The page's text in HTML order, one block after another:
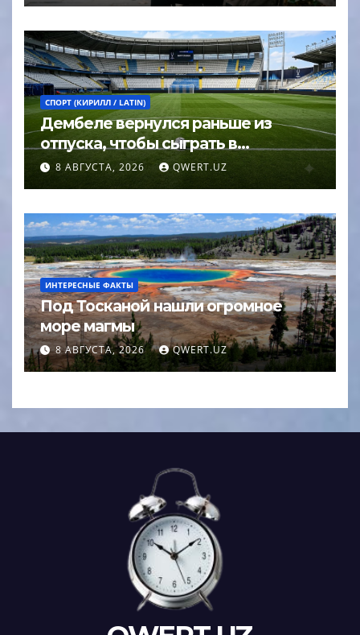
СПОРТ (КИРИЛЛ / LATIN)
Дембеле вернулся раньше из
отпуска, чтобы сыграть в
Суперкубке УЕФА
8 АВГУСТА, 2026 QWERT.UZ
ИНТЕРЕСНЫЕ ФАКТЫ
Под Тосканой нашли огромное
море магмы
8 АВГУСТА, 2026 QWERT.UZ